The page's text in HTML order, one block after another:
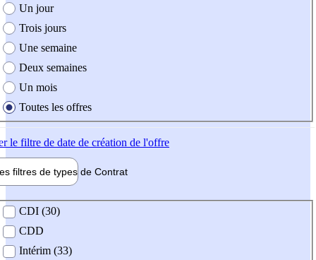
création de l'offre
Un jour
Trois jours
Une semaine
Deux semaines
Un mois
Toutes les offres
le filtre de date de création de l'offre
filtres de types de Contrat
contrat
CDI (30)
CDD
Intérim (33)